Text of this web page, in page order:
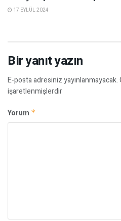
17 EYLÜL 2024
Bir yanıt yazın
E-posta adresiniz yayınlanmayacak.
işaretlenmişlerdir
Yorum *